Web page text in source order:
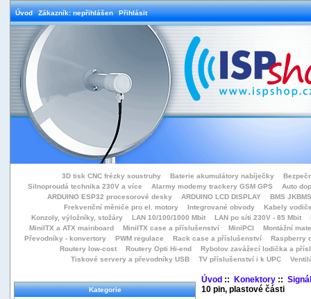
Úvod Zákazník: nepřihlášen Přihlásit
3D tisk CNC frézky soustruhy Baterie akumulátory nabíječky
Silnoproudá technika 230V a více
Alarmy modemy trackery GSM GPS
Auto
ARDUINO ESP32 procesorové desky
ARDUINO LCD DISPLAY
BMS
Frekvenční měniče pro el. motory
Integrované obvody
Kabely
Konzoly, výložníky, stožáry
LAN 10/100/1000 Mbit LAN po síti 230V - 85 Mbit
MiniITX a ATX mainboard
MiniITX case a příslušenství MiniPCI
Montážní
Převodníky - konvertory
PWM regulace Rack case a příslušenství
Raspberry
Routery low-cost
Routery Opti Hi-end
Rybolov zavážecí lodička a přísl
Tiskové servery a převodníky USB
TV příslušenství i k UPC
Kategorie
Úvod:: Konektory::
10 pin, plastové části